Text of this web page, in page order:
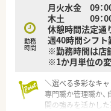
耳を傾ける風通し
す。
勤務
時間
月火水金 09：
木土 09：00
休憩時間法定通
週40時間シフト
※勤務時間は店
※1か月単位の変
＼選べる多彩なキャ
専門職か管理職か
開の強みを活かし